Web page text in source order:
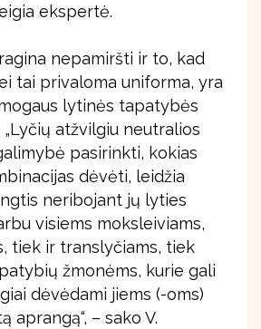
ekspertė.
nepamiršti ir to, kad
tai privaloma uniforma, yra
lytinės tapatybės
„Lyčių atžvilgiu neutralios
pasirinkti, kokias
dėvėti, leidžia
neribojant jų lyties
visiems moksleiviams,
tiek ir translyčiams, tiek
žmonėms, kurie gali
dėvėdami jiems (-oms)
aprangą“, – sako V.